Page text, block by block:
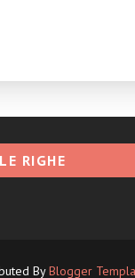
RIGHE
ByBlogger